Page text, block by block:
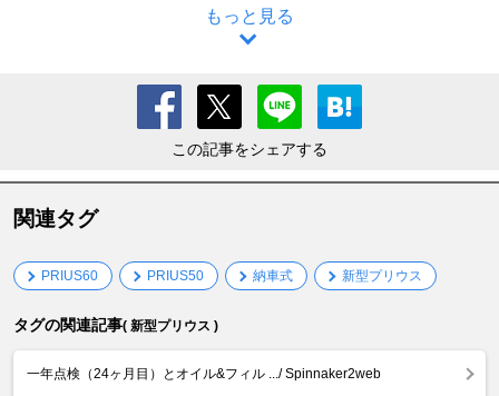
もっと見る
この記事をシェアする
関連タグ
PRIUS60 PRIUS50 納車式 新型プリウス
タグの関連記事( 新型プリウス )
一年点検（24ヶ月目）とオイル&フィル .../ Spinnaker2web